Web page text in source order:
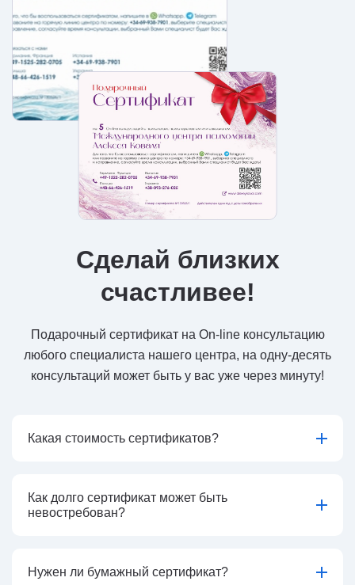
Сделай близких
счастливее!
Подарочный сертификат на On-line консультацию
любого специалиста нашего центра, на одну-десять
консультаций может быть у вас уже через минуту!
Какая стоимость сертификатов?
Как долго сертификат может быть
невостребован?
Нужен ли бумажный сертификат?